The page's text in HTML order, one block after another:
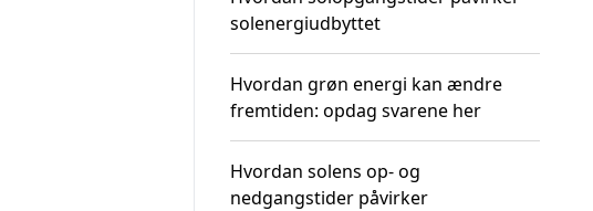
solenergiudbyttet
Hvordan grøn energi kan ændre
fremtiden: opdag svarene her
Hvordan solens op- og
nedgangstider påvirker